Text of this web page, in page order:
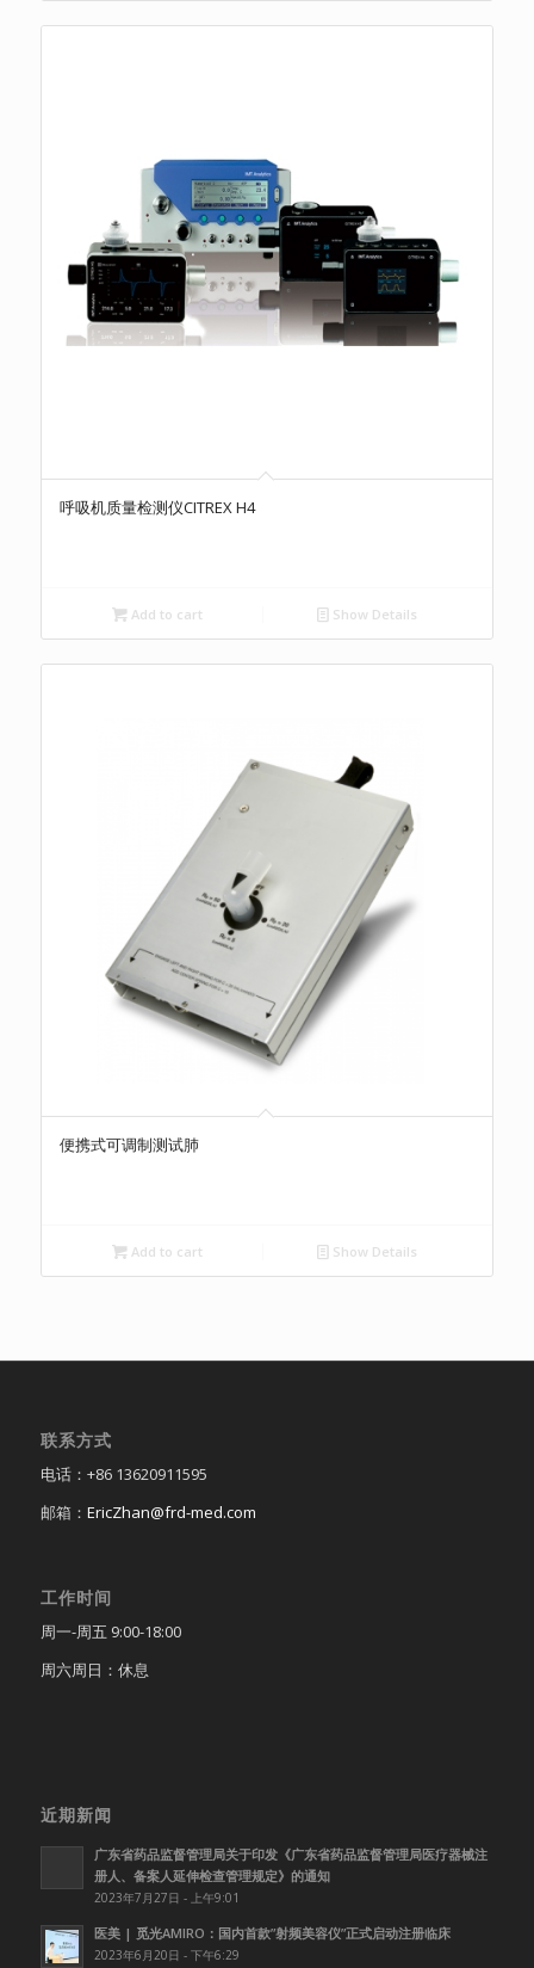
呼吸机质量检测仪CITREX H4
Add to cart Show Details
便携式可调制测试肺
Add to cart Show Details
联系方式
电话：+86 13620911595
邮箱： EricZhan@frd-med.com
工作时间
周一-周五 9:00-18:00
周六周日：休息
近期新闻
广东省药品监督管理局关于印发《广东省药品监督管理局医疗器械注
册人、备案人延伸检查管理规定》的通知
2023年7月27日 - 上午9:01
医美 | 觅光AMIRO：国内首款”射频美容仪”正式启动注册临床
2023年6月20日 - 下午6:29